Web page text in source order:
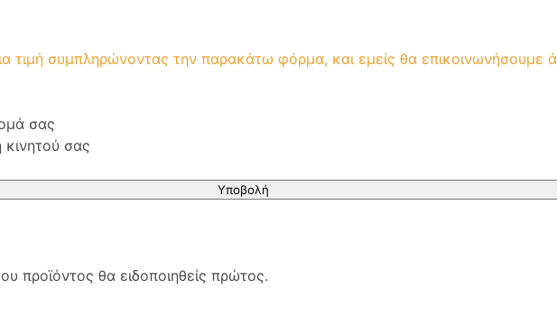
τιμή συμπληρώνοντας την παρακάτω φόρμα, και εμείς θα επικοινωνήσουμε
σας
σας
Υποβολή
προϊόντος θα ειδοποιηθείς πρώτος.